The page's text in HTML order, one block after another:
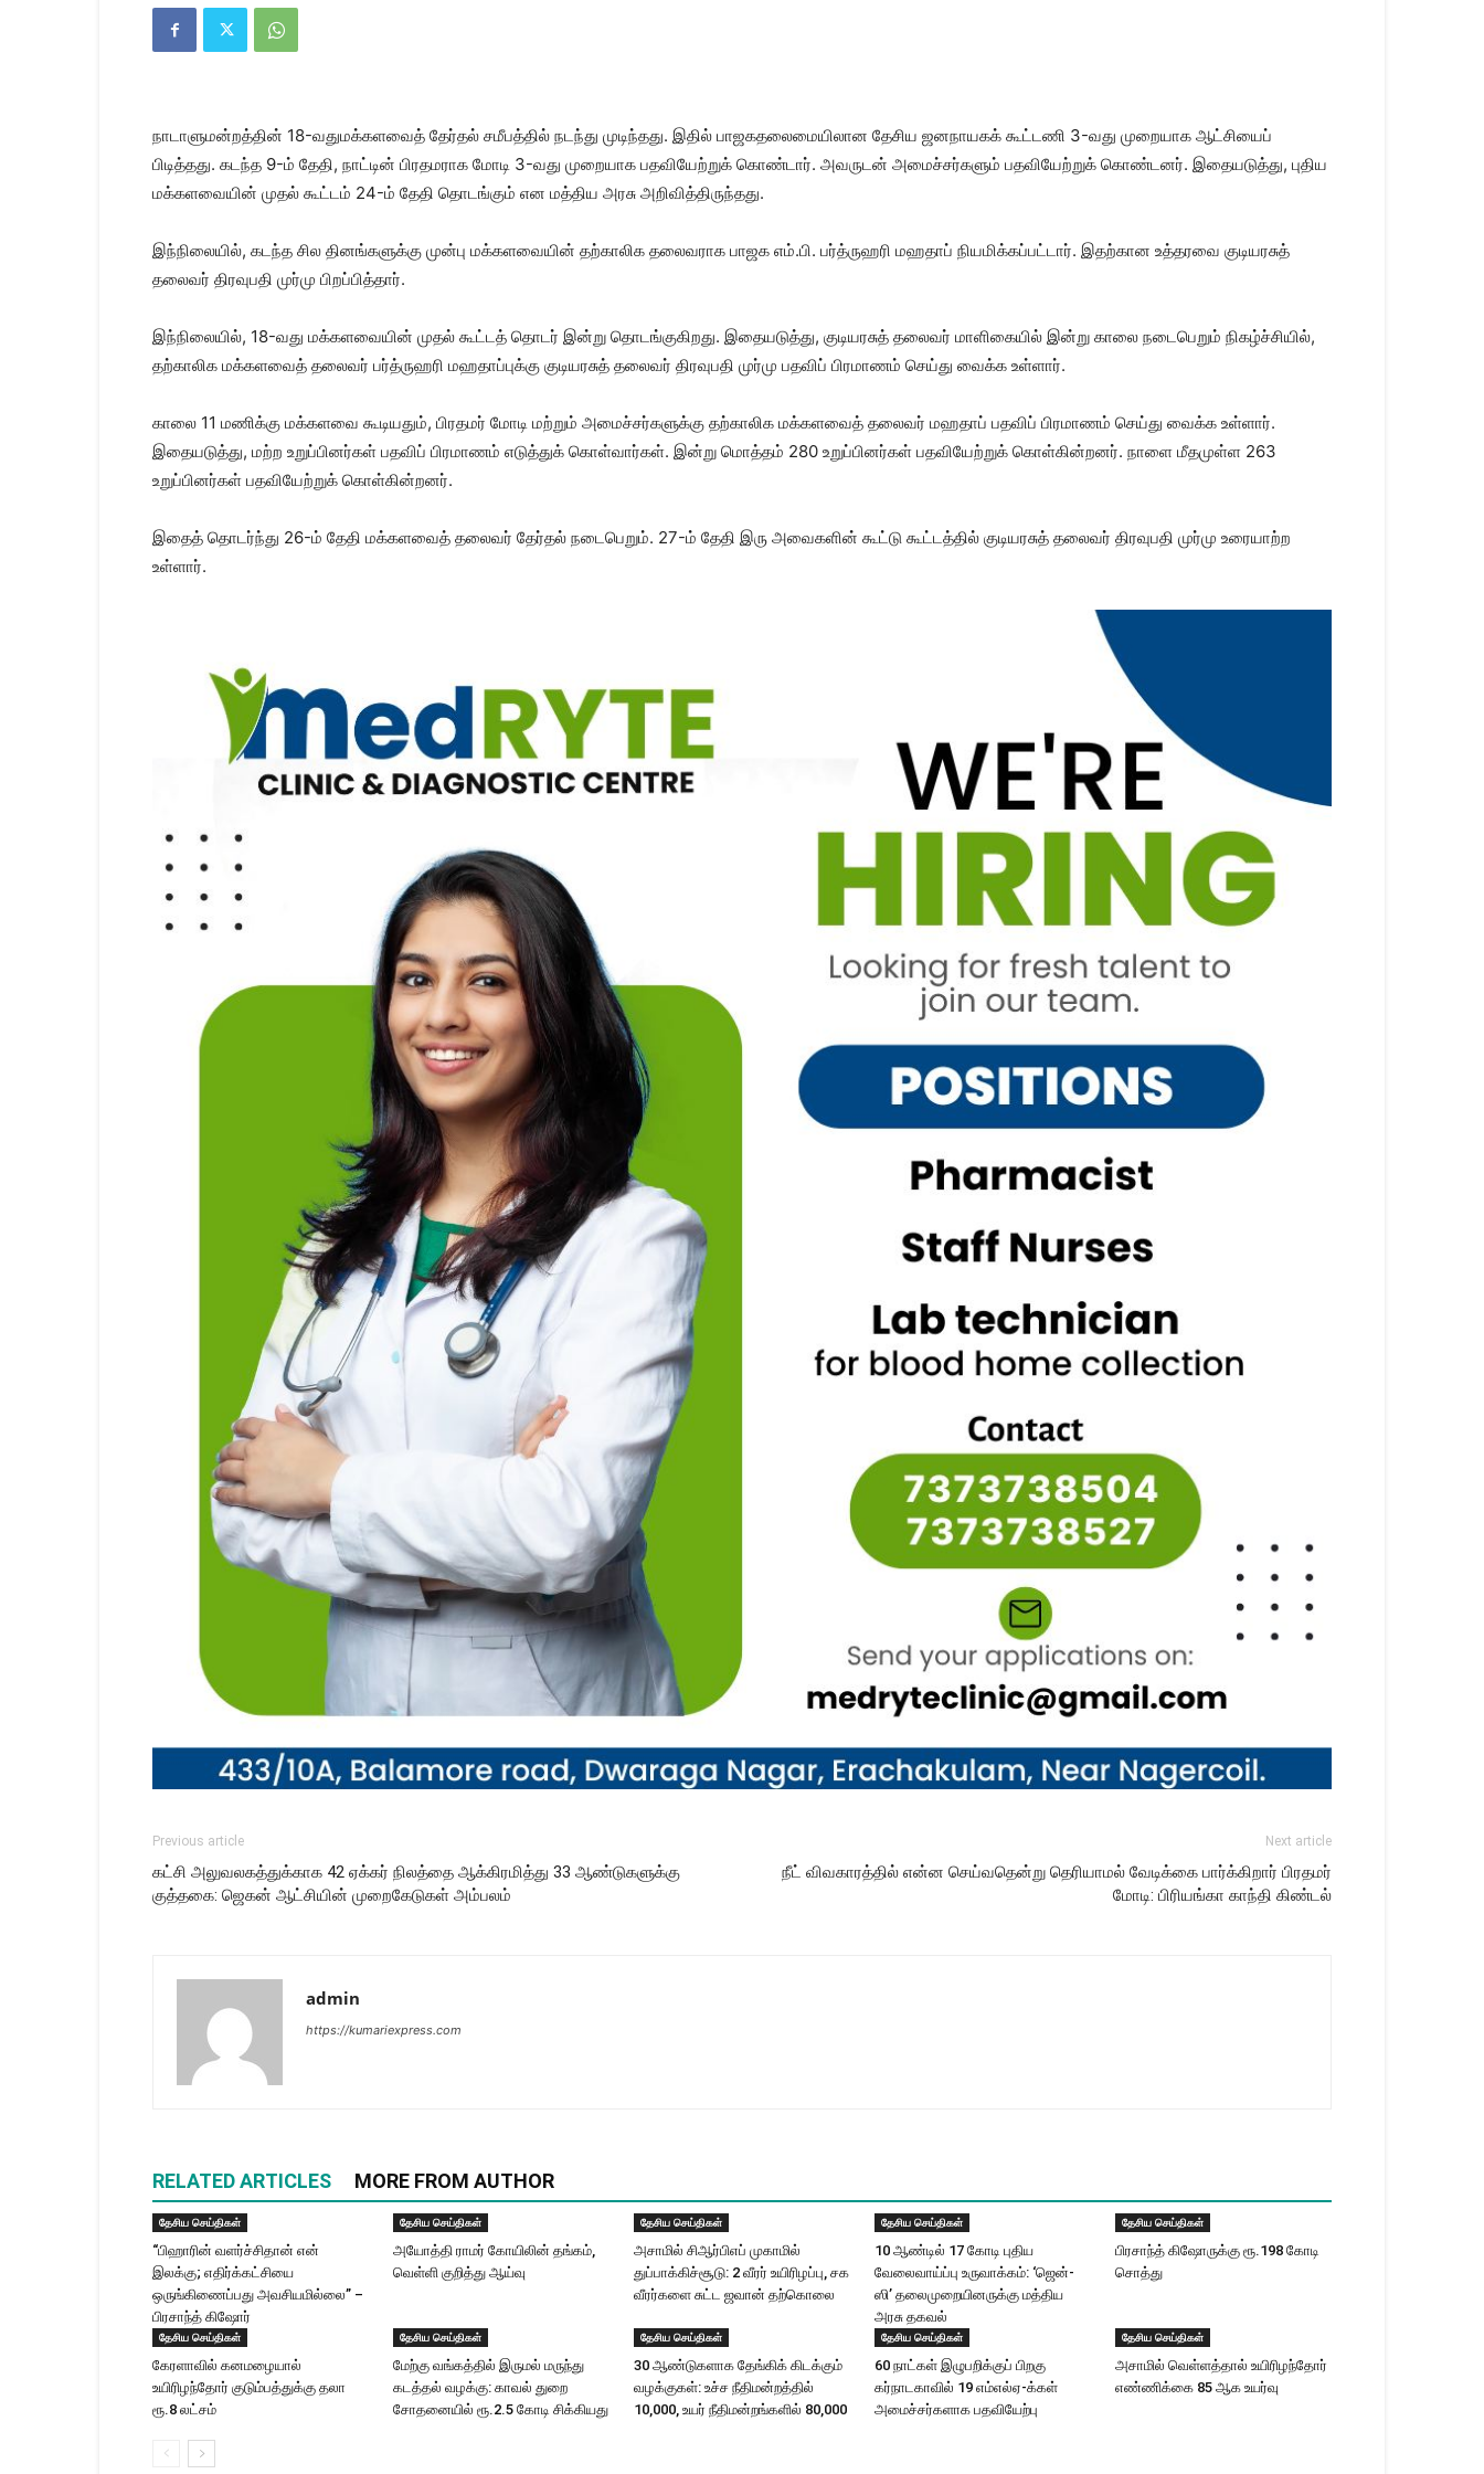
|
Kanyakumari
News
நாடாளுமன்றத்தின் 18-வதுமக்களவைத் தேர்தல் சமீபத்தில் நடந்து முடிந்தது. இதில் பாஜகதலைமையிலான தேசிய ஜனநாயகக் கூட்டணி 3-வது முறையாக ஆட்சியைப்
பிடித்தது. கடந்த 9-ம் தேதி, நாட்டின் பிரதமராக மோடி 3-வது முறையாக பதவியேற்றுக் கொண்டார். அவருடன் அமைச்சர்களும் பதவியேற்றுக் கொண்டனர். இதையடுத்து, புதிய
மக்களவையின் முதல் கூட்டம் 24-ம் தேதி தொடங்கும் என மத்திய அரசு அறிவித்திருந்தது.
இந்நிலையில், கடந்த சில தினங்களுக்கு முன்பு மக்களவையின் தற்காலிக தலைவராக பாஜக எம்.பி. பர்த்ருஹரி மஹதாப் நியமிக்கப்பட்டார். இதற்கான உத்தரவை குடியரசுத்
தலைவர் திரவுபதி முர்மு பிறப்பித்தார்.
இந்நிலையில், 18-வது மக்களவையின் முதல் கூட்டத் தொடர் இன்று தொடங்குகிறது. இதையடுத்து, குடியரசுத் தலைவர் மாளிகையில் இன்று காலை நடைபெறும் நிகழ்ச்சியில்,
தற்காலிக மக்களவைத் தலைவர் பர்த்ருஹரி மஹதாப்புக்கு குடியரசுத் தலைவர் திரவுபதி முர்மு பதவிப் பிரமாணம் செய்து வைக்க உள்ளார்.
காலை 11 மணிக்கு மக்களவை கூடியதும், பிரதமர் மோடி மற்றும் அமைச்சர்களுக்கு தற்காலிக மக்களவைத் தலைவர் மஹதாப் பதவிப் பிரமாணம் செய்து வைக்க உள்ளார்.
இதையடுத்து, மற்ற உறுப்பினர்கள் பதவிப் பிரமாணம் எடுத்துக் கொள்வார்கள். இன்று மொத்தம் 280 உறுப்பினர்கள் பதவியேற்றுக் கொள்கின்றனர். நாளை மீதமுள்ள 263
உறுப்பினர்கள் பதவியேற்றுக் கொள்கின்றனர்.
இதைத் தொடர்ந்து 26-ம் தேதி மக்களவைத் தலைவர் தேர்தல் நடைபெறும். 27-ம் தேதி இரு அவைகளின் கூட்டு கூட்டத்தில் குடியரசுத் தலைவர் திரவுபதி முர்மு உரையாற்ற
உள்ளார்.
Previous article
கட்சி அலுவலகத்துக்காக 42 ஏக்கர் நிலத்தை ஆக்கிரமித்து 33 ஆண்டுகளுக்கு
குத்தகை: ஜெகன் ஆட்சியின் முறைகேடுகள் அம்பலம்
Next article
நீட் விவகாரத்தில் என்ன செய்வதென்று தெரியாமல் வேடிக்கை பார்க்கிறார் பிரதமர்
மோடி: பிரியங்கா காந்தி கிண்டல்
admin
https://kumariexpress.com
RELATED ARTICLES MORE FROM AUTHOR
தேசிய செய்திகள்
“பிஹாரின் வளர்ச்சிதான் என்
இலக்கு; எதிர்க்கட்சியை
ஒருங்கிணைப்பது அவசியமில்லை” –
பிரசாந்த் கிஷோர்
தேசிய செய்திகள்
அயோத்தி ராமர் கோயிலின் தங்கம்,
வெள்ளி குறித்து ஆய்வு
தேசிய செய்திகள்
அசாமில் சிஆர்பிஎப் முகாமில்
துப்பாக்கிச்சூடு: 2 வீரர் உயிரிழப்பு, சக
வீரர்களை சுட்ட ஜவான் தற்கொலை
தேசிய செய்திகள்
10 ஆண்டில் 17 கோடி புதிய
வேலைவாய்ப்பு உருவாக்கம்: ‘ஜென்-
ஸி’ தலைமுறையினருக்கு மத்திய
அரசு தகவல்
தேசிய செய்திகள்
பிரசாந்த் கிஷோருக்கு ரூ.198 கோடி
சொத்து
தேசிய செய்திகள்
கேரளாவில் கனமழையால்
உயிரிழந்தோர் குடும்பத்துக்கு தலா
ரூ.8 லட்சம்
தேசிய செய்திகள்
மேற்கு வங்கத்தில் இருமல் மருந்து
கடத்தல் வழக்கு: காவல் துறை
சோதனையில் ரூ.2.5 கோடி சிக்கியது
தேசிய செய்திகள்
30 ஆண்டுகளாக தேங்கிக் கிடக்கும்
வழக்குகள்: உச்ச நீதிமன்றத்தில்
10,000, உயர் நீதிமன்றங்களில் 80,000
தேசிய செய்திகள்
60 நாட்கள் இழுபறிக்குப் பிறகு
கர்நாடகாவில் 19 எம்எல்ஏ-க்கள்
அமைச்சர்களாக பதவியேற்பு
தேசிய செய்திகள்
அசாமில் வெள்ளத்தால் உயிரிழந்தோர்
எண்ணிக்கை 85 ஆக உயர்வு